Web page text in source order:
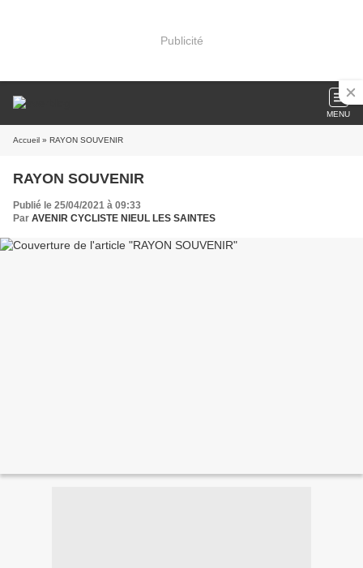
Publicité
MENU
Accueil » RAYON SOUVENIR
RAYON SOUVENIR
Publié le 25/04/2021 à 09:33
Par AVENIR CYCLISTE NIEUL LES SAINTES